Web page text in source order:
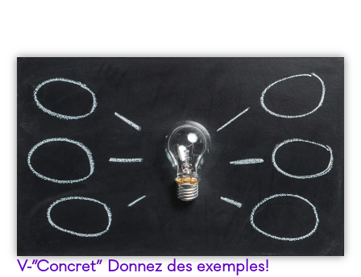
V-”Concret” Donnez des exemples!